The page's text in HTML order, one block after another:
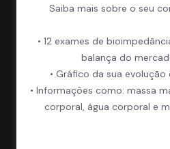
Saiba mais sobre o seu
• 12 exames de
balança do
• Gráfico da sua evolução
• Informações como: massa
corporal, água corporal e